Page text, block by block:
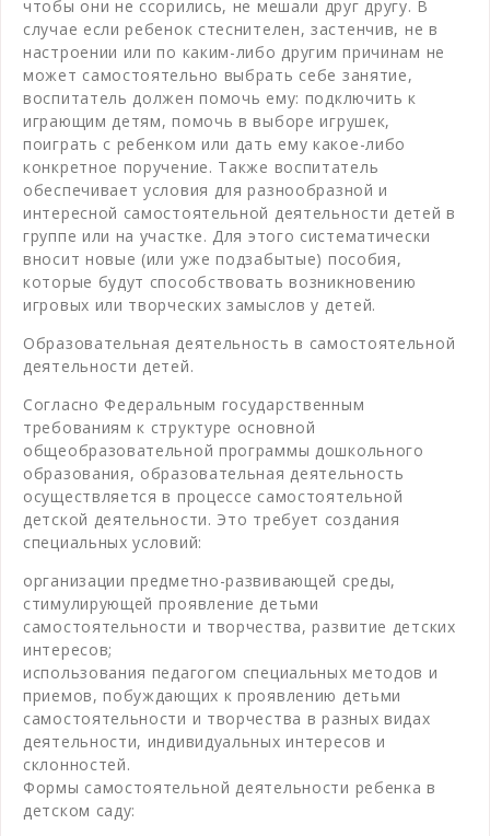
чтобы они не ссорились, не мешали друг другу. В
случае если ребенок стеснителен, застенчив, не в
настроении или по каким-либо другим причинам не
может самостоятельно выбрать себе занятие,
воспитатель должен помочь ему: подключить к
играющим детям, помочь в выборе игрушек,
поиграть с ребенком или дать ему какое-либо
конкретное поручение. Также воспитатель
обеспечивает условия для разнообразной и
интересной самостоятельной деятельности детей в
группе или на участке. Для этого систематически
вносит новые (или уже подзабытые) пособия,
которые будут способствовать возникновению
игровых или творческих замыслов у детей.
Образовательная деятельность в самостоятельной
деятельности детей.
Согласно Федеральным государственным
требованиям к структуре основной
общеобразовательной программы дошкольного
образования, образовательная деятельность
осуществляется в процессе самостоятельной
детской деятельности. Это требует создания
специальных условий:
организации предметно-развивающей среды,
стимулирующей проявление детьми
самостоятельности и творчества, развитие детских
интересов;
использования педагогом специальных методов и
приемов, побуждающих к проявлению детьми
самостоятельности и творчества в разных видах
деятельности, индивидуальных интересов и
склонностей.
Формы самостоятельной деятельности ребенка в
детском саду: